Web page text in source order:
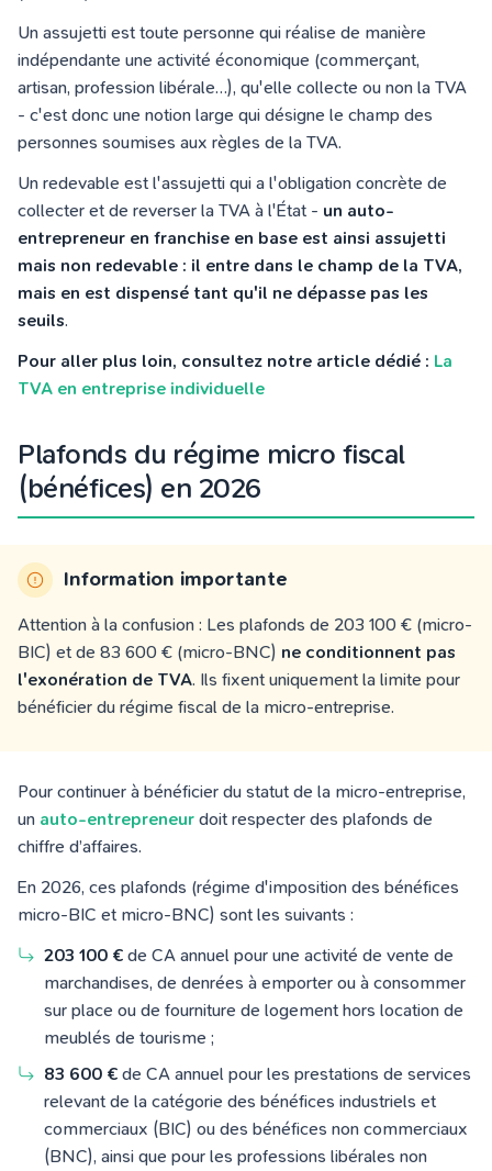
Un assujetti est toute personne qui réalise de manière
indépendante une activité économique (commerçant,
artisan, profession libérale…), qu'elle collecte ou non la TVA
- c'est donc une notion large qui désigne le champ des
personnes soumises aux règles de la TVA.
Un redevable est l'assujetti qui a l'obligation concrète de
collecter et de reverser la TVA à l'État - un auto-
entrepreneur en franchise en base est ainsi assujetti
mais non redevable : il entre dans le champ de la TVA,
mais en est dispensé tant qu'il ne dépasse pas les
seuils.
Pour aller plus loin, consultez notre article dédié : La
TVA en entreprise individuelle
Plafonds du régime micro fiscal
(bénéfices) en 2026
Information importante
Attention à la confusion : Les plafonds de 203 100 € (micro-
BIC) et de 83 600 € (micro-BNC) ne conditionnent pas
l'exonération de TVA. Ils fixent uniquement la limite pour
bénéficier du régime fiscal de la micro-entreprise.
Pour continuer à bénéficier du statut de la micro-entreprise,
un auto-entrepreneur doit respecter des plafonds de
chiffre d’affaires.
En 2026, ces plafonds (régime d'imposition des bénéfices
micro-BIC et micro-BNC) sont les suivants :
203 100 € de CA annuel pour une activité de vente de
marchandises, de denrées à emporter ou à consommer
sur place ou de fourniture de logement hors location de
meublés de tourisme ;
83 600 € de CA annuel pour les prestations de services
relevant de la catégorie des bénéfices industriels et
commerciaux (BIC) ou des bénéfices non commerciaux
(BNC), ainsi que pour les professions libérales non